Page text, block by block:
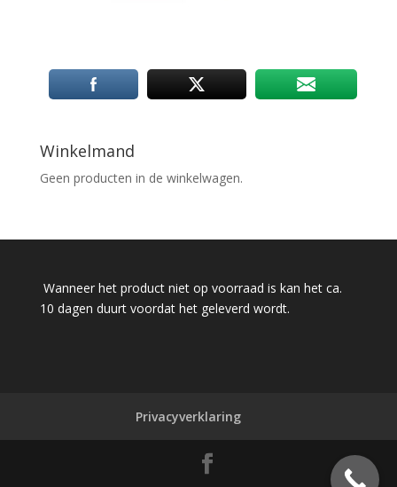
Winkelmand
Geen producten in de winkelwagen.
Wanneer het product niet op voorraad is kan het ca.
10 dagen duurt voordat het geleverd wordt.
Privacyverklaring